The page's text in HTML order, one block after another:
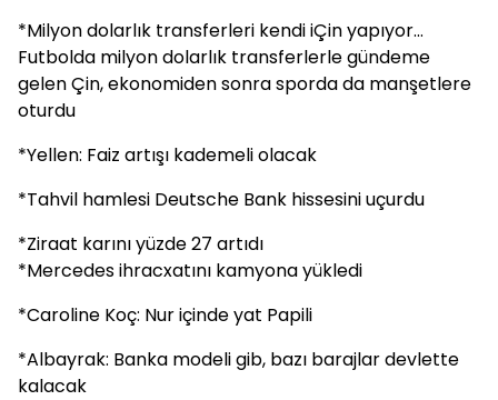
*Milyon dolarlık transferleri kendi iÇin yapıyor...
Futbolda milyon dolarlık transferlerle gündeme
gelen Çin, ekonomiden sonra sporda da manşetlere
oturdu
*Yellen: Faiz artışı kademeli olacak
*Tahvil hamlesi Deutsche Bank hissesini uçurdu
*Ziraat karını yüzde 27 artıdı
*Mercedes ihracxatını kamyona yükledi
*Caroline Koç: Nur içinde yat Papili
*Albayrak: Banka modeli gib, bazı barajlar devlette
kalacak